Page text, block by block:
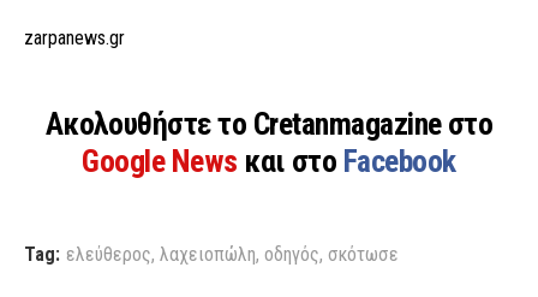
zarpanews.gr
Ακολουθήστε το Cretanmagazine στο
Google News και στο Facebook
Tag: ελεύθερος, λαχειοπώλη, οδηγός, σκότωσε